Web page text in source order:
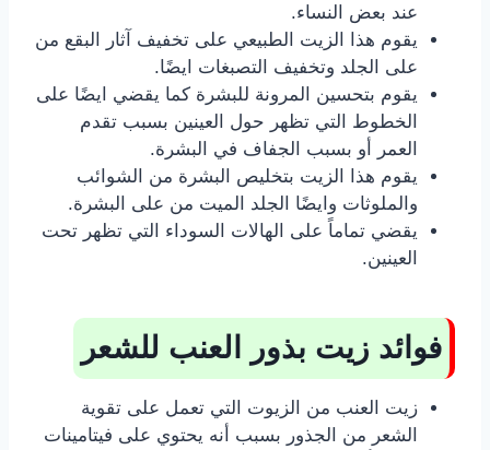
عند بعض النساء.
يقوم هذا الزيت الطبيعي على تخفيف آثار البقع من
على الجلد وتخفيف التصبغات ايضًا.
يقوم بتحسين المرونة للبشرة كما يقضي ايضًا على
الخطوط التي تظهر حول العينين بسبب تقدم
العمر أو بسبب الجفاف في البشرة.
يقوم هذا الزيت بتخليص البشرة من الشوائب
والملوثات وايضًا الجلد الميت من على البشرة.
يقضي تماماً على الهالات السوداء التي تظهر تحت
العينين.
فوائد زيت بذور العنب للشعر
زيت العنب من الزيوت التي تعمل على تقوية
الشعر من الجذور بسبب أنه يحتوي على فيتامينات